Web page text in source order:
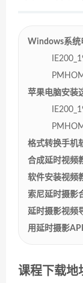
Windows系统
苹果电脑安装
格式转换手机
合成延时视频
软件安装视频
索尼延时摄影
延时摄影视频
用延时摄影
课程下载地